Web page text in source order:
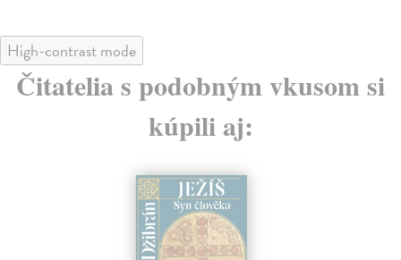
High-contrast mode
Čitatelia s podobným vkusom si
kúpili aj: